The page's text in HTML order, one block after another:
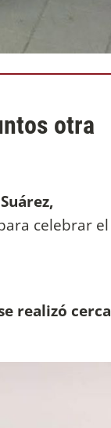
otra
celebrar el
realizó cerca